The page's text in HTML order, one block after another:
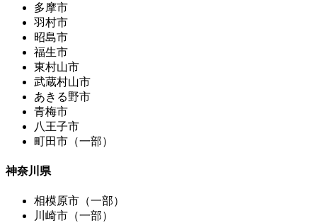
多摩市
羽村市
昭島市
福生市
東村山市
武蔵村山市
あきる野市
青梅市
八王子市
町田市（一部）
神奈川県
相模原市（一部）
川崎市（一部）